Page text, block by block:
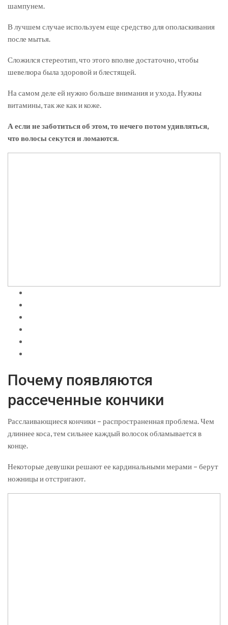
шампунем.
В лучшем случае используем еще средство для ополаскивания
после мытья.
Сложился стереотип, что этого вполне достаточно, чтобы
шевелюра была здоровой и блестящей.
На самом деле ей нужно больше внимания и ухода. Нужны
витамины, так же как и коже.
А если не заботиться об этом, то нечего потом удивляться,
что волосы секутся и ломаются.
Почему появляются
рассеченные кончики
Расслаивающиеся кончики – распространенная проблема. Чем
длиннее коса, тем сильнее каждый волосок обламывается в
конце.
Некоторые девушки решают ее кардинальными мерами – берут
ножницы и отстригают.